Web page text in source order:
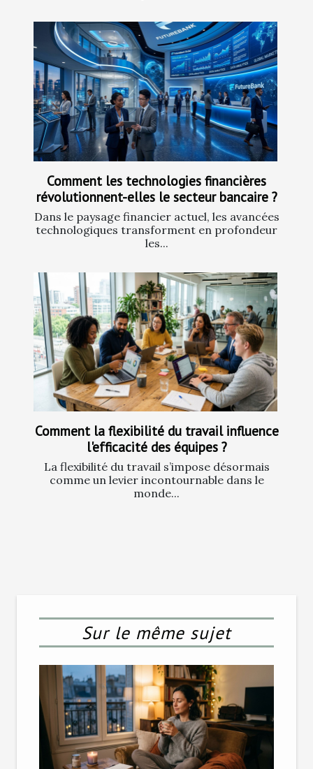
Comment les technologies financières
révolutionnent-elles le secteur bancaire ?
Dans le paysage financier actuel, les avancées
technologiques transforment en profondeur
les...
Comment la flexibilité du travail influence
l'efficacité des équipes ?
La flexibilité du travail s’impose désormais
comme un levier incontournable dans le
monde...
Sur le même sujet